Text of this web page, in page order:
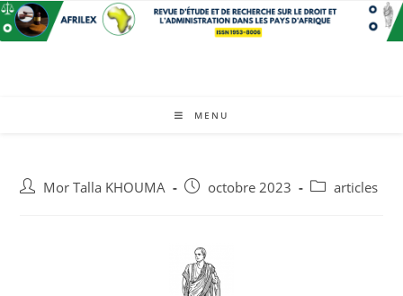
MENU
Mor Talla KHOUMA octobre 2023 articles